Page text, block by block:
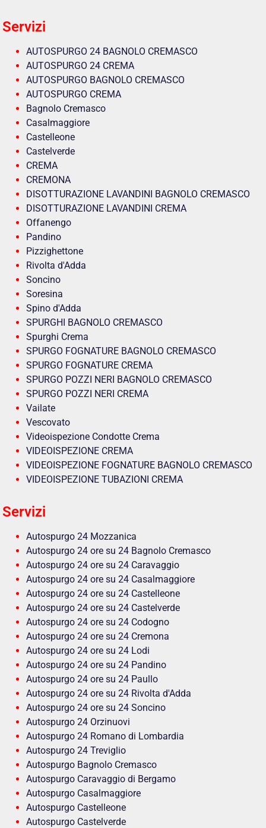
Servizi
AUTOSPURGO 24 BAGNOLO CREMASCO
AUTOSPURGO 24 CREMA
AUTOSPURGO BAGNOLO CREMASCO
AUTOSPURGO CREMA
Bagnolo Cremasco
Casalmaggiore
Castelleone
Castelverde
CREMA
CREMONA
DISOTTURAZIONE LAVANDINI BAGNOLO CREMASCO
DISOTTURAZIONE LAVANDINI CREMA
Offanengo
Pandino
Pizzighettone
Rivolta d'Adda
Soncino
Soresina
Spino d'Adda
SPURGHI BAGNOLO CREMASCO
Spurghi Crema
SPURGO FOGNATURE BAGNOLO CREMASCO
SPURGO FOGNATURE CREMA
SPURGO POZZI NERI BAGNOLO CREMASCO
SPURGO POZZI NERI CREMA
Vailate
Vescovato
Videoispezione Condotte Crema
VIDEOISPEZIONE CREMA
VIDEOISPEZIONE FOGNATURE BAGNOLO CREMASCO
VIDEOISPEZIONE TUBAZIONI CREMA
Servizi
Autospurgo 24 Mozzanica
Autospurgo 24 ore su 24 Bagnolo Cremasco
Autospurgo 24 ore su 24 Caravaggio
Autospurgo 24 ore su 24 Casalmaggiore
Autospurgo 24 ore su 24 Castelleone
Autospurgo 24 ore su 24 Castelverde
Autospurgo 24 ore su 24 Codogno
Autospurgo 24 ore su 24 Cremona
Autospurgo 24 ore su 24 Lodi
Autospurgo 24 ore su 24 Pandino
Autospurgo 24 ore su 24 Paullo
Autospurgo 24 ore su 24 Rivolta d'Adda
Autospurgo 24 ore su 24 Soncino
Autospurgo 24 Orzinuovi
Autospurgo 24 Romano di Lombardia
Autospurgo 24 Treviglio
Autospurgo Bagnolo Cremasco
Autospurgo Caravaggio di Bergamo
Autospurgo Casalmaggiore
Autospurgo Castelleone
Autospurgo Castelverde